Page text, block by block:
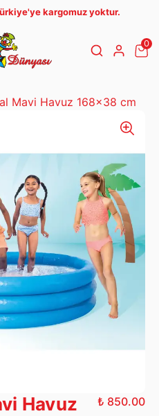
kargomuz yoktur.
0
Mavi Havuz 168x38 cm
Havuz
₺ 850.00